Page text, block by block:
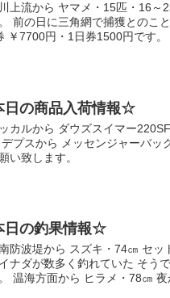
上流から ヤマメ・15匹・16～
前の日に三角網で捕獲とのこ
￥7700円・1日券1500円です。
の商品入荷情報☆
カルから ダウズスイマー
プスから メッセンジャーバッ
い致します。
の釣果情報☆
防波堤から スズキ・74㎝ セ
ナダが数多く釣れていた そう
温海方面から ヒラメ・78㎝